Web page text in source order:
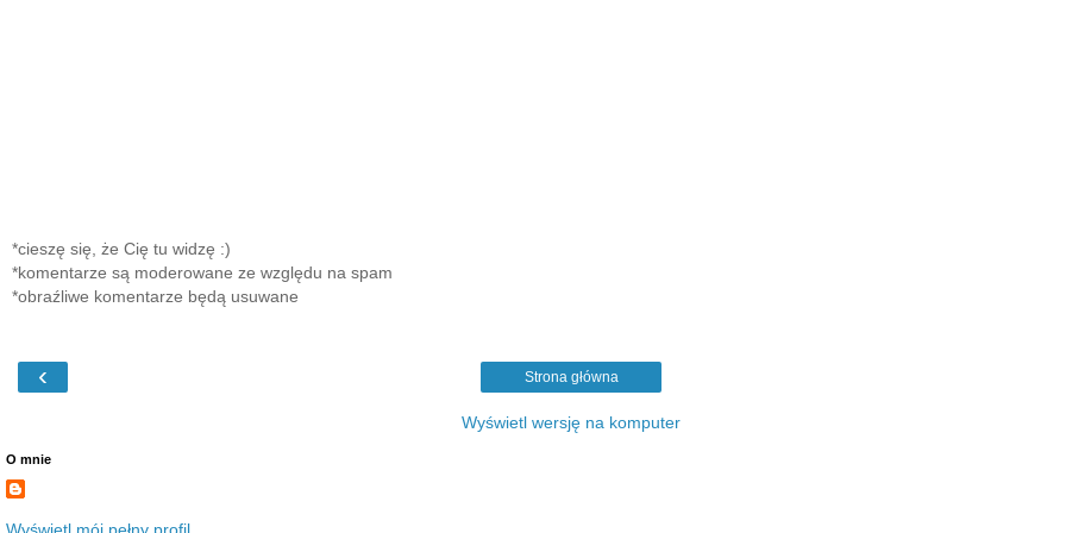
*cieszę się, że Cię tu widzę :)
*komentarze są moderowane ze względu na spam
*obraźliwe komentarze będą usuwane
‹ Strona główna
Wyświetl wersję na komputer
O mnie
Wyświetl mój pełny profil